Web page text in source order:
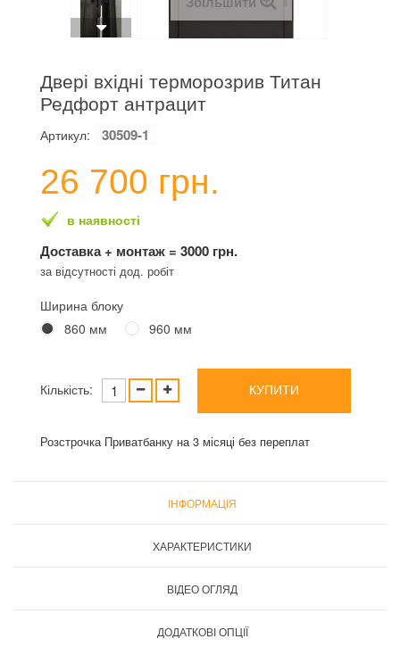
Двері вхідні терморозрив Титан
Редфорт антрацит
Артикул: 30509-1
26 700 грн.
в наявності
Доставка + монтаж = 3000 грн.
за відсутності дод. робіт
Ширина блоку
860 мм
960 мм
Кількість: КУПИТИ
Розстрочка Приватбанку на 3 місяці без переплат
ІНФОРМАЦІЯ
ХАРАКТЕРИСТИКИ
ВІДЕО ОГЛЯД
ДОДАТКОВІ ОПЦІЇ